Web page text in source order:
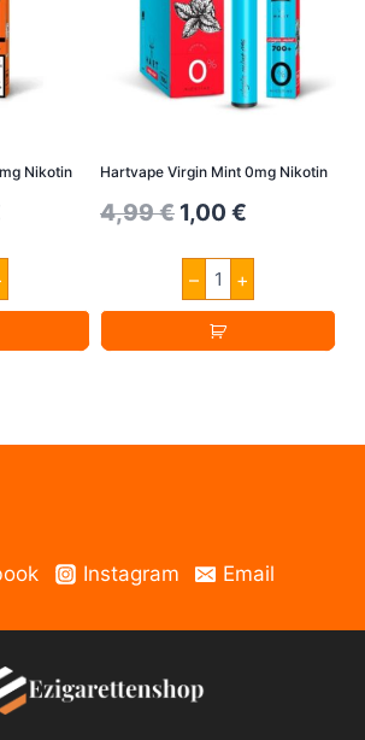
Nikotin
is:
1,00 €.
Hartvape Virgin Mint 0mg Nikotin
4,99€ Original
was:
4,99 €.
1,00 €
is:
1,00 €.
–
Hartvape
Virgin
Mint
0mg
Nikotin
+
Instagram Email